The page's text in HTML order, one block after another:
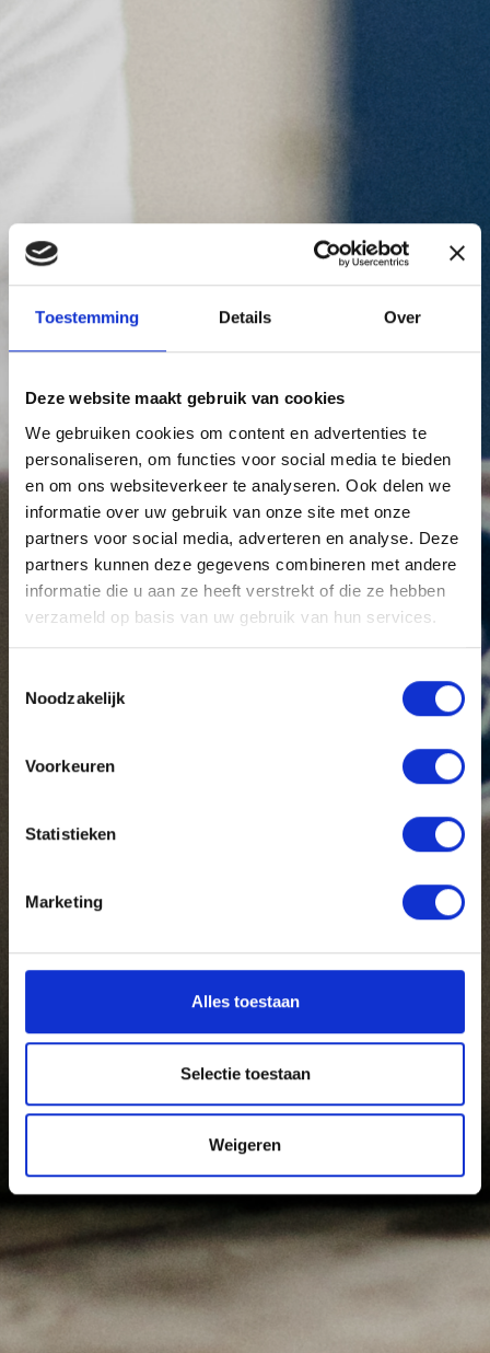
Toestemming Details Over
Deze website maakt gebruik van cookies
We gebruiken cookies om content en advertenties te
personaliseren, om functies voor social media te bieden
en om ons websiteverkeer te analyseren. Ook delen we
informatie over uw gebruik van onze site met onze
partners voor social media, adverteren en analyse. Deze
partners kunnen deze gegevens combineren met andere
informatie die u aan ze heeft verstrekt of die ze hebben
verzameld op basis van uw gebruik van hun services.
Noodzakelijk
Voorkeuren
Statistieken
Marketing
Alles toestaan
Selectie toestaan
Weigeren